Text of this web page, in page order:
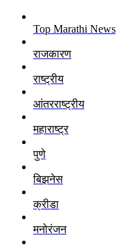
Top Marathi News
राजकारण
राष्ट्रीय
आंतरराष्ट्रीय
महाराष्ट्र
पुणे
बिझनेस
क्रीडा
मनोरंजन